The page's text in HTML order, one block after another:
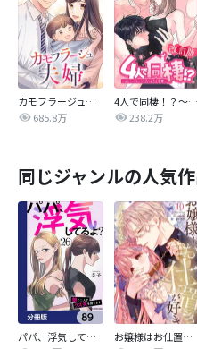
カモフラージュ夫婦
685.8万
4人で同棲！？～逆ハーレムハウスへようこそ♥～【改訂版】
238.2万
同じジャンルの人気
パパ、浮気してるよ？娘と二人でクズ夫を捨てます【分冊版】
お嬢様はお仕置きが好き